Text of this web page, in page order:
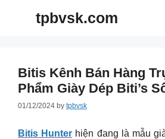
tpbvsk.com
Bitis Kênh Bán Hàng
Phẩm Giày Dép Biti’s
01/12/2024 by tpbvsk
Bitis Hunter hiện đang là mẫu